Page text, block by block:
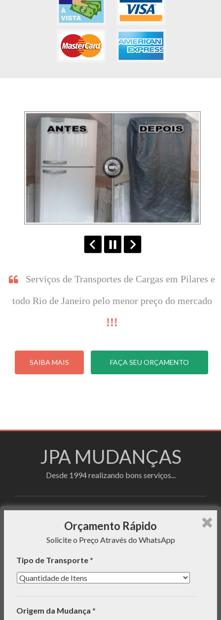
Serviços de Transportes de Cargas em Pilares e
todo Rio de Janeiro pelo menor preço do mercado
!!!
SAIBA MAIS FAÇA SEU ORÇAMENTO
JPA MUDANÇAS
Desde 1994 realizando bons serviços...
orçamento rápido e enviaremos uma mensagem com o
preço do serviço para seu WhatsApp!
INFORMAÇÕES
Orçamento Rápido
Solicite o Preço Através do WhatsApp
Tipo de Transporte *
Origem da Mudança *